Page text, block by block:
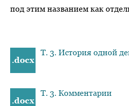
под этим названием как
.docx
Т. 3. История одной
.docx
Т. 3. Комментарии